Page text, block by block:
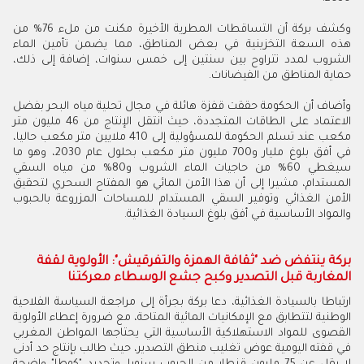
وكشف بركة أن التساقطات المطرية الأخيرة مكنت من ملء 76% من
هذه السعة التخزينية في بعض المناطق، مما يضمن تأمين الماء
الشروب لمدد تتراوح بين سنتين إلى خمس سنوات، إضافة إلى ذلك،
حماية المناطق من الفيضانات.
وأضاف أن الحكومة حققت قفزة هائلة في مجال تحلية مياه البحر بفضل
الاعتماد على الطاقات المتجددة، حيث انتقل الإنتاج من 46 مليون متر
مكعب عند تسلم الحكومة للمسؤولية إلى 410 ملايين متر مكعب حاليا،
في أفق بلوغ مليار و700 مليون متر مكعب بحلول عام 2030، وهو ما
سيغطي 60% من حاجيات الماء الشروب و80% من مياه السقي
المستدام، مشيرا إلى أن هذا الأمن المائي هو المفتاح السحري لتحقيق
الأمن الغذائي وتوفير السقي المستدام للمساحات المزروعة بالحبوب
والمواد الأساسية في أفق بلوغ السيادة الغذائية.
بركة ينتفض ضد "ثقافة الهمزة والتفرقيش": الأولوية لقفة
المغاربة قبل التصدير وكبح جشع الوسطاء معركتنا
ارتباطا بالسيادة الغذائية، دعا بركة بجرأة إلى مراجعة السياسة الفلاحية
الوطنية لتتطابق مع الإمكانيات المائية المتاحة، مع ضرورة إعطاء الأولوية
القصوى للمواد الاستهلاكية الأساسية التي يحتاجها المواطن المغربي
في قفته اليومية عوض تغليب منطق التصدير، حيث طالب بإنتاج حد أدنى